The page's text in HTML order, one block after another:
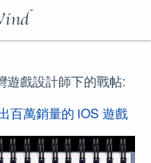
遊戲設計師下的戰帖:
百萬銷量的 iOS 遊戲